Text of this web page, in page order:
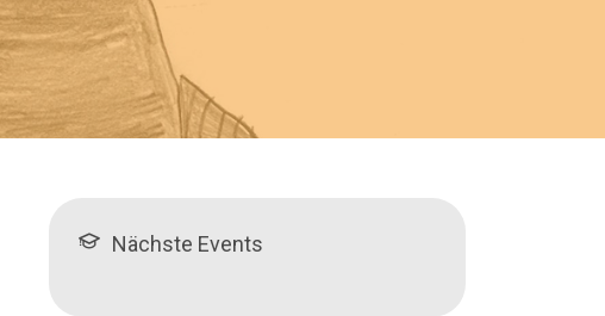
Nächste Events